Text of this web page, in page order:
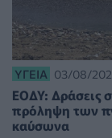
ΥΓΕΊΑ 03/08/
ΕΟΔΥ: Δράσεις
πρόληψη των
καύσωνα